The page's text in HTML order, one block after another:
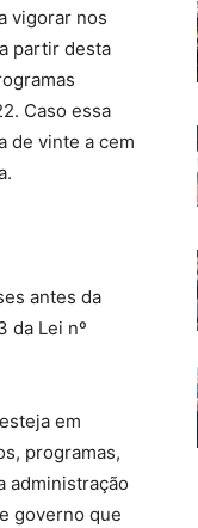
vigorar nos
partir desta
Caso essa
de vinte a cem
antes da
da Lei nº
em
programas,
administração
governo que